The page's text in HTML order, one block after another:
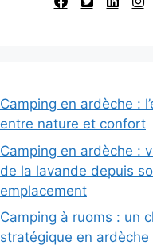
Camping en ardèche :
entre nature et confort
Camping en ardèche :
de la lavande depuis
emplacement
Camping à ruoms : un
stratégique en ardèche